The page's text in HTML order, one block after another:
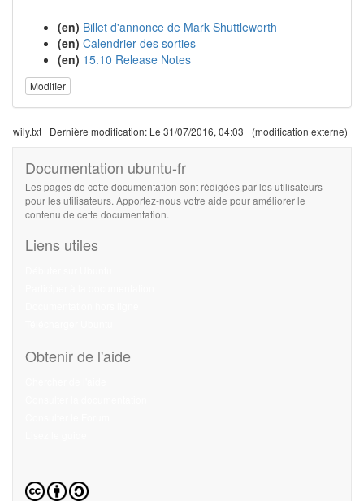
(en) Billet d'annonce de Mark Shuttleworth
(en) Calendrier des sorties
(en) 15.10 Release Notes
Modifier
wily.txt Dernière modification: Le 31/07/2016, 04:03 (modification externe)
Documentation ubuntu-fr
Les pages de cette documentation sont rédigées par les utilisateurs
pour les utilisateurs. Apportez-nous votre aide pour améliorer le
contenu de cette documentation.
Liens utiles
Obtenir de l'aide